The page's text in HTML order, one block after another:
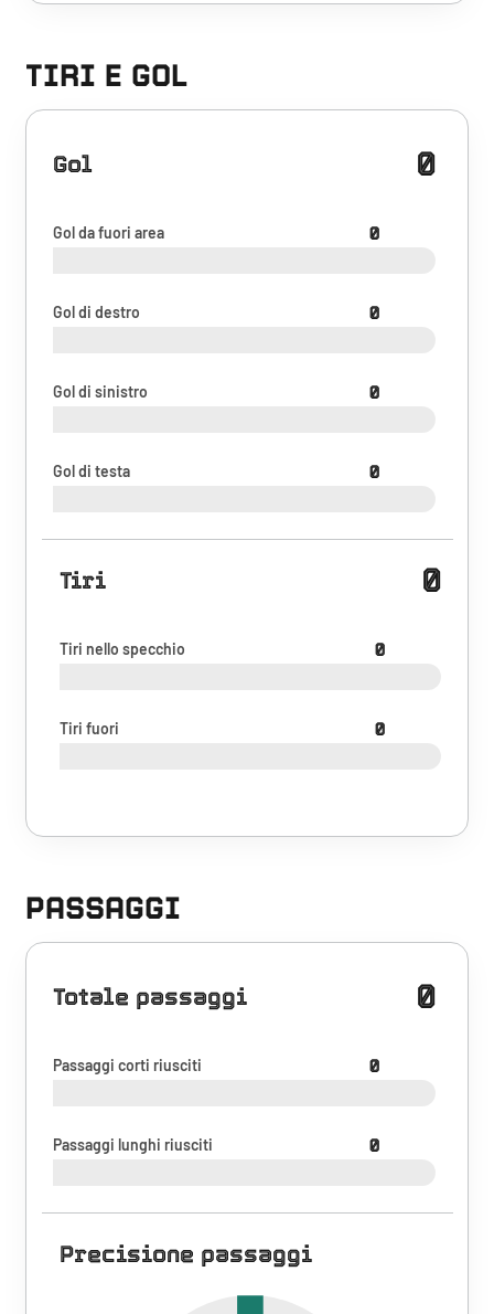
TIRI E GOL
Gol 0
Gol da fuori area 0
Gol di destro 0
Gol di sinistro 0
Gol di testa 0
Tiri 0
Tiri nello specchio 0
Tiri fuori 0
PASSAGGI
Totale passaggi 0
Passaggi corti riusciti 0
Passaggi lunghi riusciti 0
Precisione passaggi